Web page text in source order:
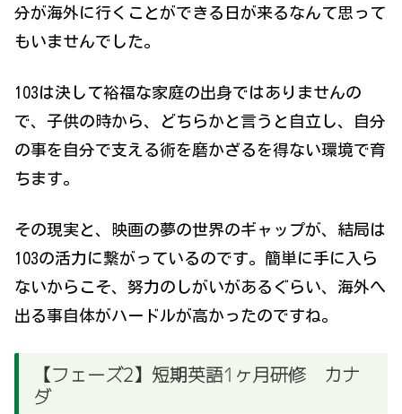
分が海外に行くことができる日が来るなんて思って
もいませんでした。
103は決して裕福な家庭の出身ではありませんの
で、子供の時から、どちらかと言うと自立し、自分
の事を自分で支える術を磨かざるを得ない環境で育
ちます。
その現実と、映画の夢の世界のギャップが、結局は
103の活力に繋がっているのです。簡単に手に入ら
ないからこそ、努力のしがいがあるぐらい、海外へ
出る事自体がハードルが高かったのですね。
【フェーズ2】短期英語1ヶ月研修 カナ
ダ